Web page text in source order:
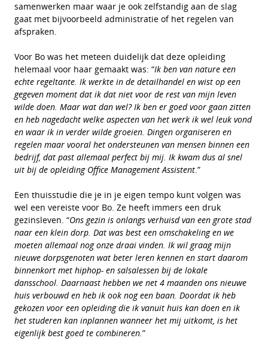
samenwerken maar waar je ook zelfstandig aan de slag
gaat met bijvoorbeeld administratie of het regelen van
afspraken.
Voor Bo was het meteen duidelijk dat deze opleiding
helemaal voor haar gemaakt was: “Ik ben van nature een
echte regeltante. Ik werkte in de detailhandel en wist op een
gegeven moment dat ik dat niet voor de rest van mijn leven
wilde doen. Maar wat dan wel? Ik ben er goed voor gaan zitten
en heb nagedacht welke aspecten van het werk ik wel leuk vond
en waar ik in verder wilde groeien. Dingen organiseren en
regelen maar vooral het ondersteunen van mensen binnen een
bedrijf, dat past allemaal perfect bij mij. Ik kwam dus al snel
uit bij de opleiding Office Management Assistent.”
Een thuisstudie die je in je eigen tempo kunt volgen was
wel een vereiste voor Bo. Ze heeft immers een druk
gezinsleven. “Ons gezin is onlangs verhuisd van een grote stad
naar een klein dorp. Dat was best een omschakeling en we
moeten allemaal nog onze draai vinden. Ik wil graag mijn
nieuwe dorpsgenoten wat beter leren kennen en start daarom
binnenkort met hiphop- en salsalessen bij de lokale
dansschool. Daarnaast hebben we net 4 maanden ons nieuwe
huis verbouwd en heb ik ook nog een baan. Doordat ik heb
gekozen voor een opleiding die ik vanuit huis kan doen en ik
het studeren kan inplannen wanneer het mij uitkomt, is het
eigenlijk best goed te combineren.”